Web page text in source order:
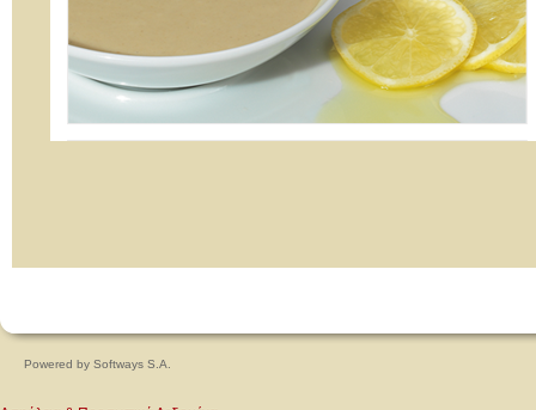
Powered by Softways S.A.